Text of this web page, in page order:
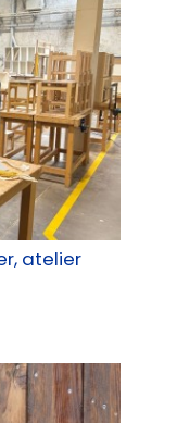
atelier